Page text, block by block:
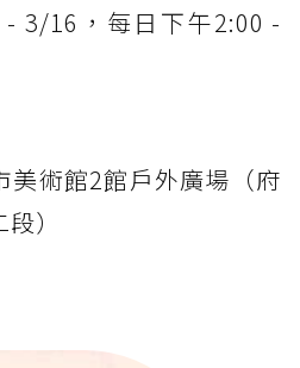
- 3/16，每日下午2:00 -
美術館2館戶外廣場（府
）